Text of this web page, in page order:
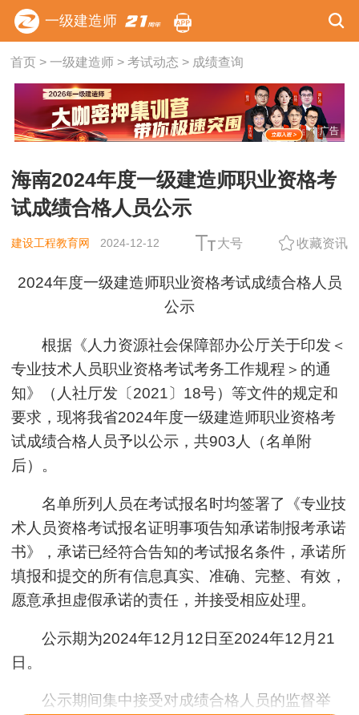
一级建造师
首页> 一级建造师> 考试动态 > 成绩查询
广告
海南2024年度一级建造师职业资格考
试成绩合格人员公示
建设工程教育网 2024-12-12 大号 收藏资讯
2024年度一级建造师职业资格考试成绩合格人员
公示
根据《人力资源社会保障部办公厅关于印发＜
专业技术人员职业资格考试考务工作规程＞的通
知》（人社厅发〔2021〕18号）等文件的规定和
要求，现将我省2024年度一级建造师职业资格考
试成绩合格人员予以公示，共903人（名单附
后）。
名单所列人员在考试报名时均签署了《专业技
术人员资格考试报名证明事项告知承诺制报考承诺
书》，承诺已经符合告知的考试报名条件，承诺所
填报和提交的所有信息真实、准确、完整、有效，
愿意承担虚假承诺的责任，并接受相应处理。
公示期为2024年12月12日至2024年12月21
日。
公示期间集中接受对成绩合格人员的监督举